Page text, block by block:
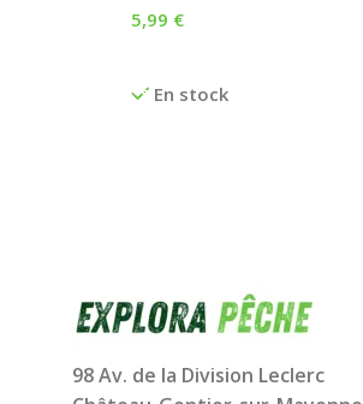
En stock
5,99 €
98 Av. de la Division Leclerc